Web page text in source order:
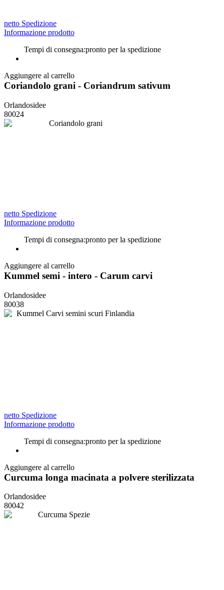
netto Spedizione
Informazione prodotto
Tempi di consegna:pronto per la spedizione
Aggiungere al carrello
Coriandolo grani - Coriandrum sativum
Orlandosidee
80024
netto Spedizione
Informazione prodotto
Tempi di consegna:pronto per la spedizione
Aggiungere al carrello
Kummel semi - intero - Carum carvi
Orlandosidee
80038
netto Spedizione
Informazione prodotto
Tempi di consegna:pronto per la spedizione
Aggiungere al carrello
Curcuma longa macinata a polvere sterilizzata
Orlandosidee
80042